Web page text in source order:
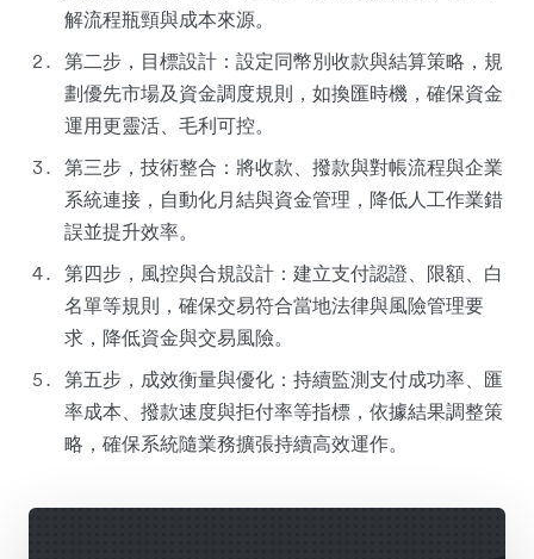
解流程瓶頸與成本來源。
第二步，目標設計：設定同幣別收款與結算策略，規
劃優先市場及資金調度規則，如換匯時機，確保資金
運用更靈活、毛利可控。
第三步，技術整合：將收款、撥款與對帳流程與企業
系統連接，自動化月結與資金管理，降低人工作業錯
誤並提升效率。
第四步，風控與合規設計：建立支付認證、限額、白
名單等規則，確保交易符合當地法律與風險管理要
求，降低資金與交易風險。
第五步，成效衡量與優化：持續監測支付成功率、匯
率成本、撥款速度與拒付率等指標，依據結果調整策
略，確保系統隨業務擴張持續高效運作。